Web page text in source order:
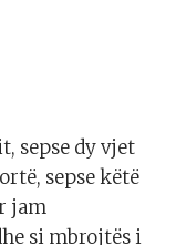
sepse dy vjet
sepse këtë
jam
si mbrojtës i